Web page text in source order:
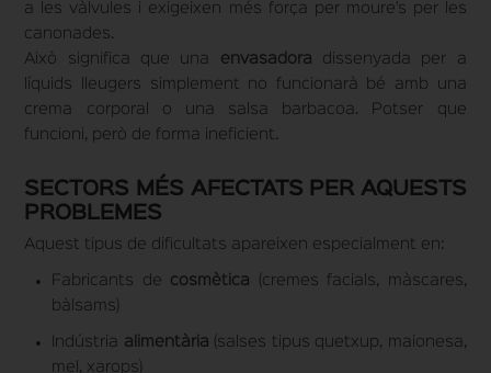
a les vàlvules i exigeixen més força per moure's per les
canonades.
Això significa que una
envasadora dissenyada per a
líquids lleugers simplement no funcionarà bé amb una
crema corporal o una salsa barbacoa. Potser que
funcioni, però de forma ineficient.
SECTORS MÉS AFECTATS PER AQUESTS
PROBLEMES
Aquest tipus de dificultats apareixen especialment en:
Fabricants de cosmètica (cremes facials, màscares,
bàlsams)
Indústria alimentària (salses tipus quetxup, maionesa,
mel, xarops)